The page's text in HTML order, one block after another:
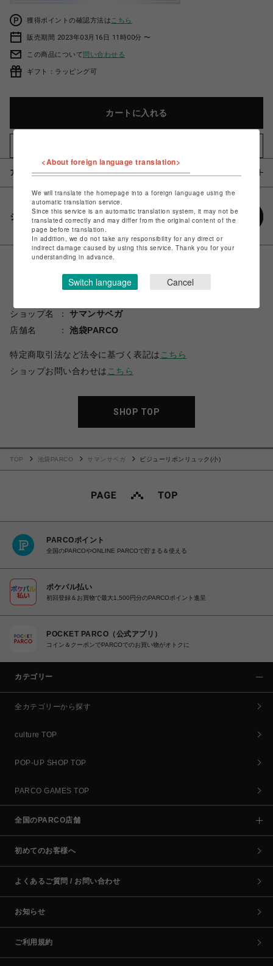
獲得ポイントの確認方法は こちら
販売期間 2023年03月16日 11時00分 〜
この商品について問い合わせる
ギフト：ラッピング可
カートに入れる
アイテム説明 / 素材
シェアする
ショップ名
サマンサベガ
店舗名
池袋PARCO
特定商取引法など法令に基づく表記は こちら
ショップお問い合わせは こちら
SHOP TOP
TOP 池袋PARCO サマンサベガ ビジューリボンリュック(小)
PARCOポイント
全国のPARCOやONLINE PARCOで貯まる＆使える
ポケパル払い
初回登録＆お買物で最大1,500円分のPARCOポイント進呈
POCKET PARCO（公式アプリ）
コイン＆クーポンでPARCOでのお買い物がオトクに
カテゴリー
全カテゴリーから探す
culture TOP
POP-UP SHOP TOP
PARCO GAMES TOP
全国のPARCO店舗
初めてのお客様へ
よくあるご質問 / お問い合わせ
お知らせ
ご利用規約
<About foreign language translation>
We will translate the homepage into a foreign language using the
automatic translation service.
Since this service is an automatic translation system, it may not be
translated correctly and may differ from the original content of the
page before translation.
In addition, we do not take any responsibility for any direct or
indirect damage caused by using this service. Thank you for your
understanding in advance.
Switch language Cancel